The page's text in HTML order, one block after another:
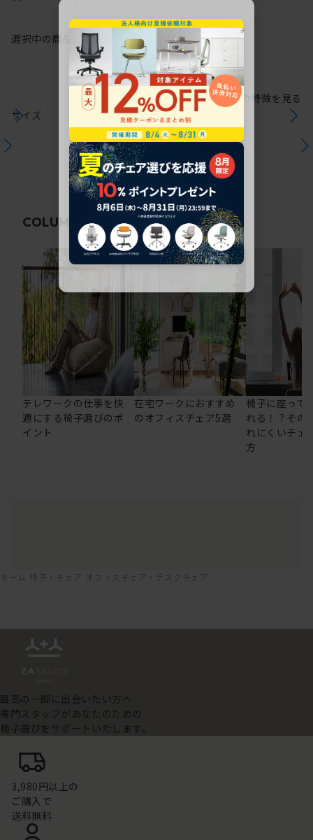
選択中の商品情報保証 注意事項
サイズ
シリーズの特徴を見る
COLUMN 関連コラム
テレワークの仕事を快
適にする椅子選びのポ
イント
在宅ワークにおすすめ
のオフィスチェア5選
椅子に座って
れる！？その
れにくいチェ
方
ホーム 椅子・チェア オフィスチェア・デスクチェア
最高の一脚に出会いたい方へ
専門スタッフがあなたのための
椅子選びをサポートいたします。
3,980円以上の
ご購入で
送料無料